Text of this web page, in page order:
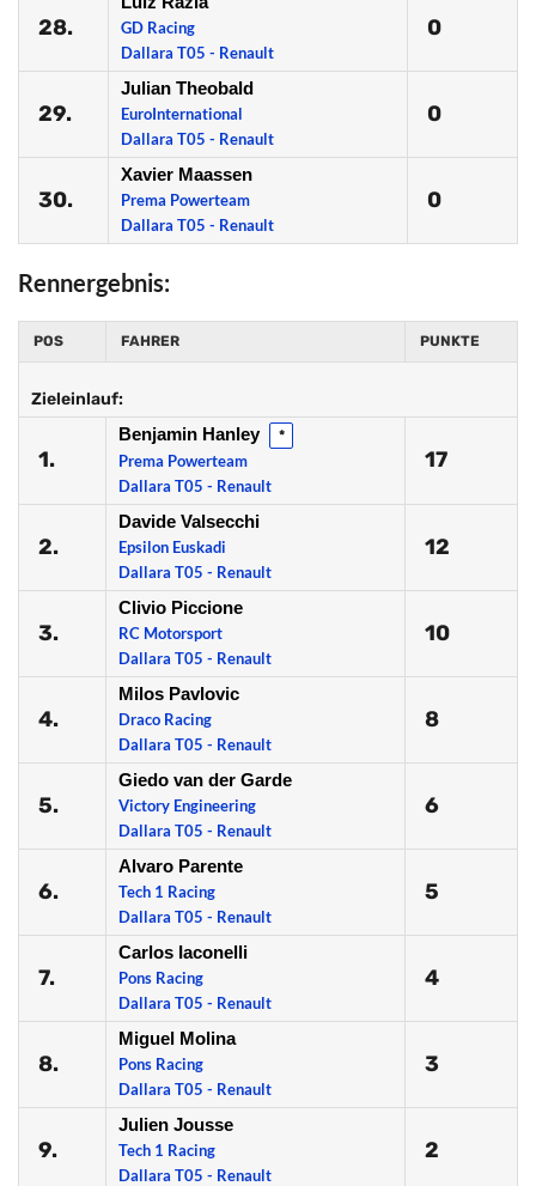
28.
GD Racing
Dallara T05 - Renault
0
29.
Julian Theobald
EuroInternational
Dallara T05 - Renault
0
30.
Xavier Maassen
Prema Powerteam
Dallara T05 - Renault
0
Rennergebnis:
POS FAHRER PUNKTE
Zieleinlauf:
1.
Benjamin Hanley *
Prema Powerteam
Dallara T05 - Renault
17
2.
Davide Valsecchi
Epsilon Euskadi
Dallara T05 - Renault
12
3.
Clivio Piccione
RC Motorsport
Dallara T05 - Renault
10
4.
Milos Pavlovic
Draco Racing
Dallara T05 - Renault
8
5.
Giedo van der Garde
Victory Engineering
Dallara T05 - Renault
6
6.
Alvaro Parente
Tech 1 Racing
Dallara T05 - Renault
5
7.
Carlos Iaconelli
Pons Racing
Dallara T05 - Renault
4
8.
Miguel Molina
Pons Racing
Dallara T05 - Renault
3
9.
Julien Jousse
Tech 1 Racing
Dallara T05 - Renault
2